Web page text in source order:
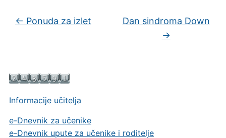
Informacije učitelja
e-Dnevnik za učenike
e-Dnevnik upute za učenike i roditelje
← Ponuda za izlet
Dan sindroma Down
→